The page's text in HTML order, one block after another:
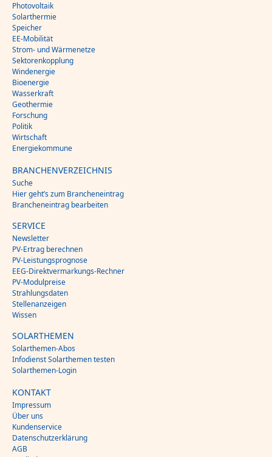
Photovoltaik
Solarthermie
Speicher
EE-Mobilität
Strom- und Wärmenetze
Sektorenkopplung
Windenergie
Bioenergie
Wasserkraft
Geothermie
Forschung
Politik
Wirtschaft
Energiekommune
BRANCHENVERZEICHNIS
Suche
Hier geht’s zum Brancheneintrag
Brancheneintrag bearbeiten
SERVICE
Newsletter
PV-Ertrag berechnen
PV-Leistungsprognose
EEG-Direktvermarkungs-Rechner
PV-Modulpreise
Strahlungsdaten
Stellenanzeigen
Wissen
SOLARTHEMEN
Solarthemen-Abos
Infodienst Solarthemen testen
Solarthemen-Login
KONTAKT
Impressum
Über uns
Kundenservice
Datenschutzerklärung
AGB